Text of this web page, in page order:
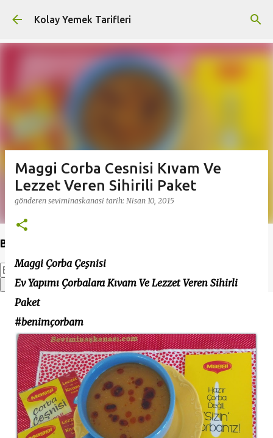
Ana içeriğe atla
Kolay Yemek Tarifleri
Bu Blogda Ara
Maggi Corba Cesnisi Kıvam Ve
Lezzet Veren Sihirili Paket
gönderen seviminaskanasi tarih: Nisan 10, 2015
Maggi Çorba Çeşnisi
Ev Yapımı Çorbalara Kıvam Ve Lezzet Veren Sihirli
Paket
#benimçorbam